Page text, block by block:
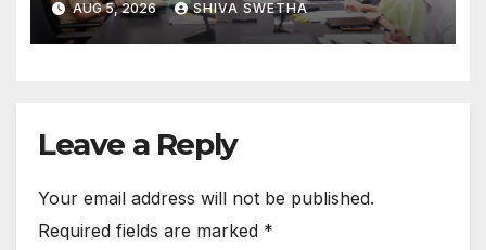
AUG 5, 2026 SHIVA SWETHA
Leave a Reply
Your email address will not be published.
Required fields are marked *